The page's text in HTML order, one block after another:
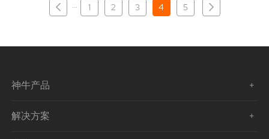
··· 1 2 3 4 5
神牛产品
解决方案